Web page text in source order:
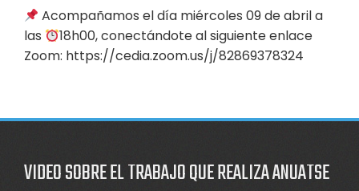
Acompañamos el día miércoles 09 de abril a
las
18h00, conectándote al siguiente enlace
Zoom: https://cedia.zoom.us/j/82869378324
VIDEO SOBRE EL TRABAJO QUE REALIZA ANUATSE